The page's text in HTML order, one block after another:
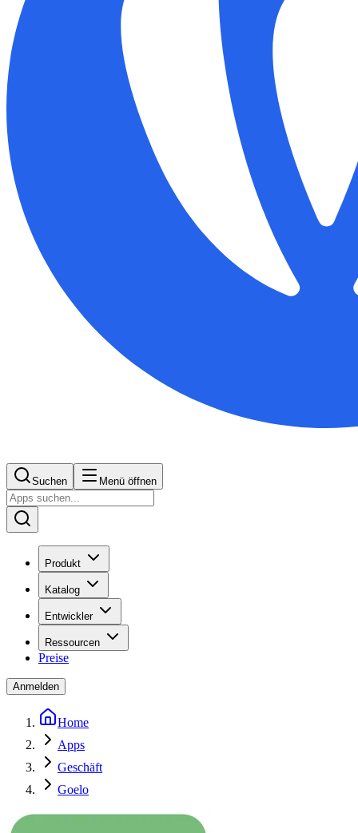
Suchen Menü öffnen
Produkt
Katalog
Entwickler
Ressourcen
Preise
Anmelden
Home
Apps
Geschäft
Goelo